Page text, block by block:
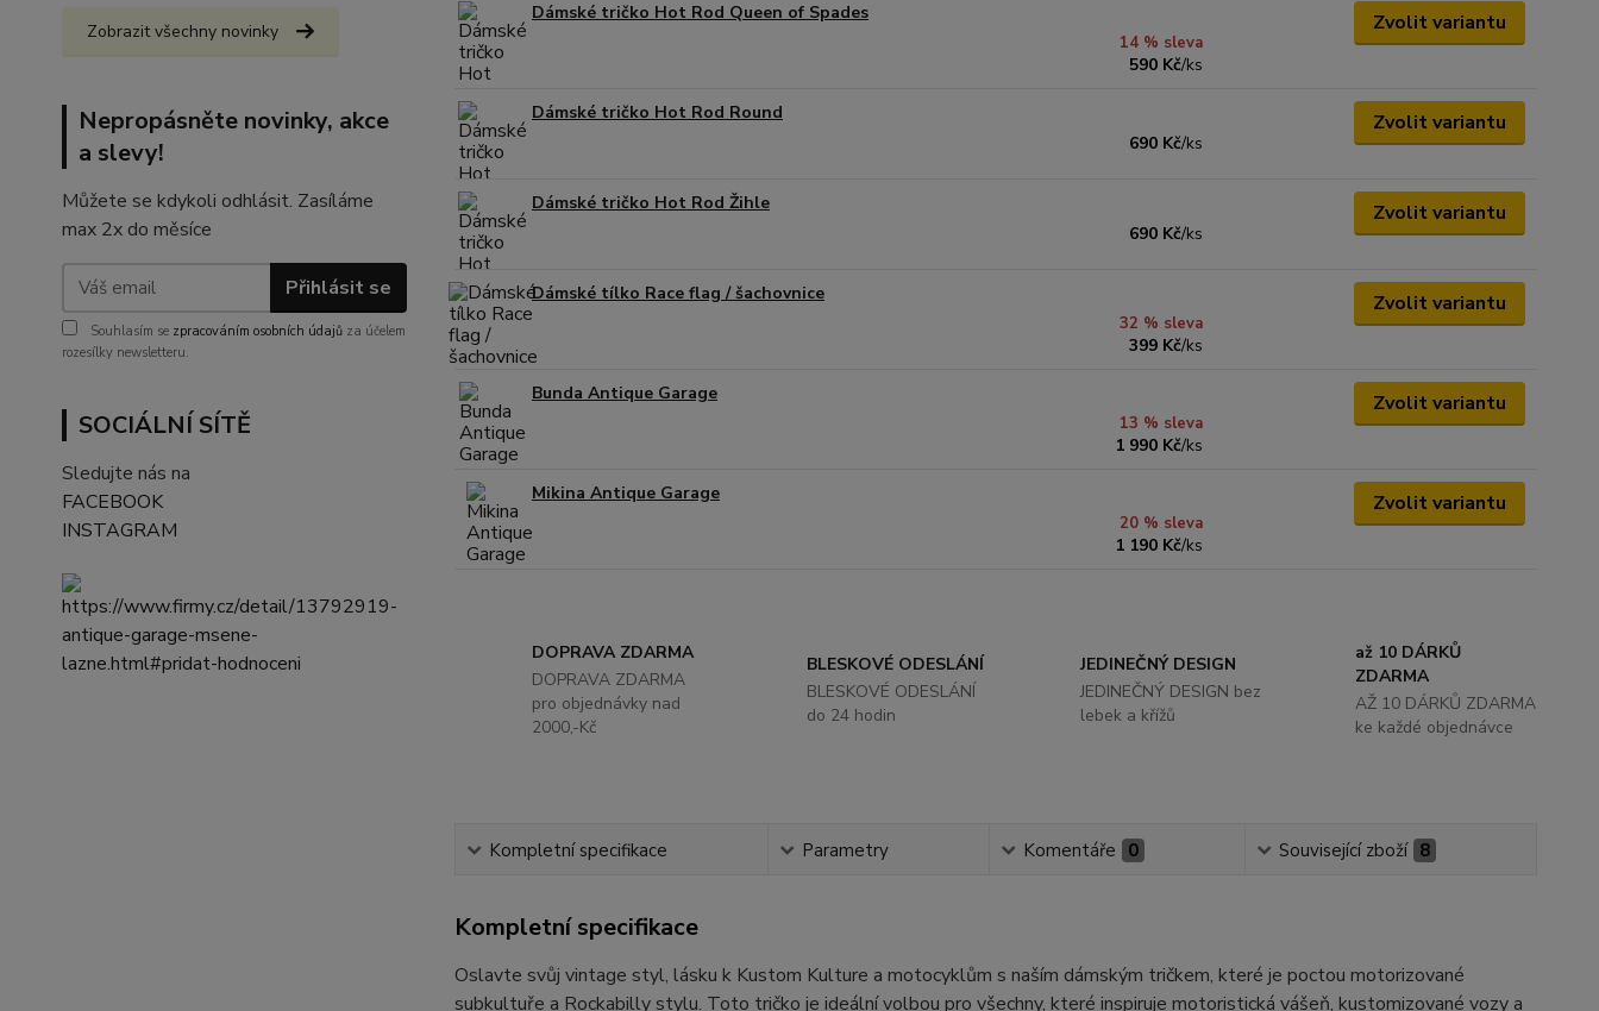
Zobrazit všechny novinky
Nepropásněte novinky, akce
a slevy!
Můžete se kdykoli odhlásit. Zasíláme
max 2x do měsíce
Přihlásit se
Souhlasím se zpracováním osobních údajů za účelem
rozesílky newsletteru.
SOCIÁLNÍ SÍTĚ
Sledujte nás na
FACEBOOK
INSTAGRAM
Dámské tričko Hot Rod Queen of Spades
14 % sleva
590 Kč/ks
Zvolit variantu
Dámské tričko Hot Rod Round
690 Kč/ks
Zvolit variantu
Dámské tričko Hot Rod Žihle
690 Kč/ks
Zvolit variantu
Dámské tílko Race flag / šachovnice
32 % sleva
399 Kč/ks
Zvolit variantu
Bunda Antique Garage
13 % sleva
1 990 Kč/ks
Zvolit variantu
Mikina Antique Garage
20 % sleva
1 190 Kč/ks
Zvolit variantu
DOPRAVA ZDARMA
DOPRAVA ZDARMA
pro objednávky nad
2000,-Kč
BLESKOVÉ ODESLÁNÍ
BLESKOVÉ ODESLÁNÍ
do 24 hodin
JEDINEČNÝ DESIGN
JEDINEČNÝ DESIGN bez
lebek a křížů
až 10 DÁRKŮ
ZDARMA
AŽ 10 DÁRKŮ ZDARMA
ke každé objednávce
Kompletní specifikace Parametry Komentáře 0 Související zboží 8
Kompletní specifikace
Oslavte svůj vintage styl, lásku k Kustom Kulture a motocyklům s naším dámským tričkem, které je poctou motorizované
subkultuře a Rockabilly stylu. Toto tričko je ideální volbou pro všechny, které inspiruje motoristická vášeň, kustomizované vozy a